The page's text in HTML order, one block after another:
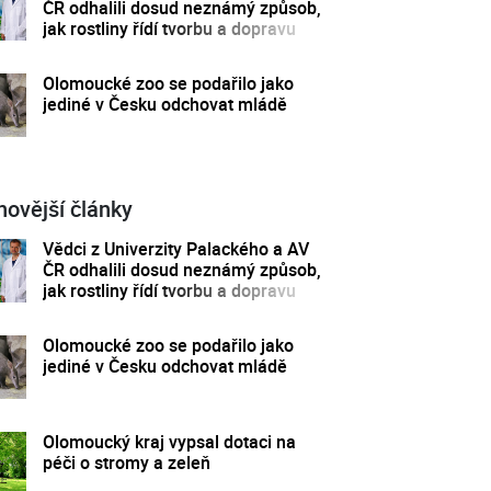
ČR odhalili dosud neznámý způsob,
jak rostliny řídí tvorbu a dopravu
Olomoucké zoo se podařilo jako
jediné v Česku odchovat mládě
články
Vědci z Univerzity Palackého a AV
ČR odhalili dosud neznámý způsob,
jak rostliny řídí tvorbu a dopravu
Olomoucké zoo se podařilo jako
jediné v Česku odchovat mládě
Olomoucký kraj vypsal dotaci na
péči o stromy a zeleň